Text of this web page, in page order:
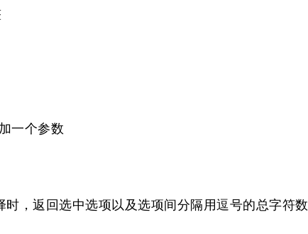
一个参数
时，返回选中选项以及选项间分隔用逗号的总字符数